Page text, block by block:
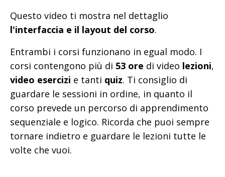
Questo video ti mostra nel dettaglio
l'interfaccia e il layout del corso.
Entrambi i corsi funzionano in egual modo. I
corsi contengono più di 53 ore di video lezioni,
video esercizi e tanti quiz. Ti consiglio di
guardare le sessioni in ordine, in quanto il
corso prevede un percorso di apprendimento
sequenziale e logico. Ricorda che puoi sempre
tornare indietro e guardare le lezioni tutte le
volte che vuoi.